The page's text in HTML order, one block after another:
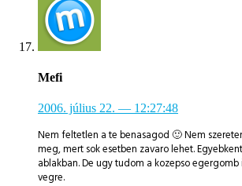
Mefi
2006. július 22. — 12:27:48
Nem feltetlen a te benasagod 🙂 Nem
meg, mert sok esetben zavaro lehet.
ablakban. De ugy tudom a kozepso
vegre.